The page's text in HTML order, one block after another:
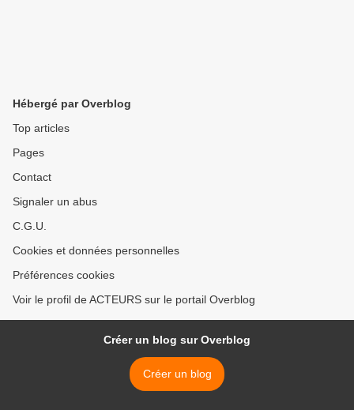
Hébergé par Overblog
Top articles
Pages
Contact
Signaler un abus
C.G.U.
Cookies et données personnelles
Préférences cookies
Voir le profil de ACTEURS sur le portail Overblog
Créer un blog sur Overblog
Créer un blog